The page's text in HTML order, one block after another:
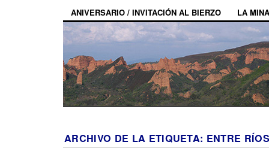
ANIVERSARIO / INVITACIÓN AL BIERZO
LA MINA
ARCHIVO DE LA ETIQUETA: ENTRE